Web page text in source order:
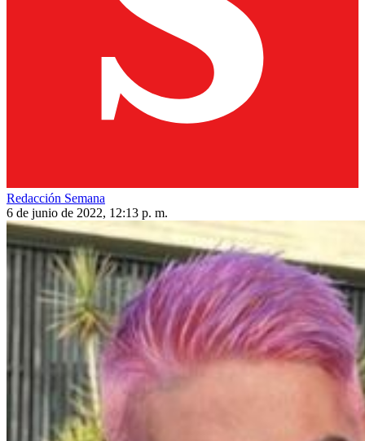
Redacción Semana
6 de junio de 2022, 12:13 p. m.